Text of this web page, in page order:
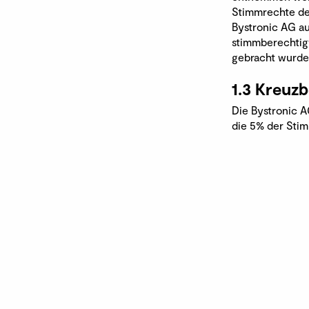
Stimmrechte
Bystronic AG
gebracht
1.3
Die Bystronic
die 5% der